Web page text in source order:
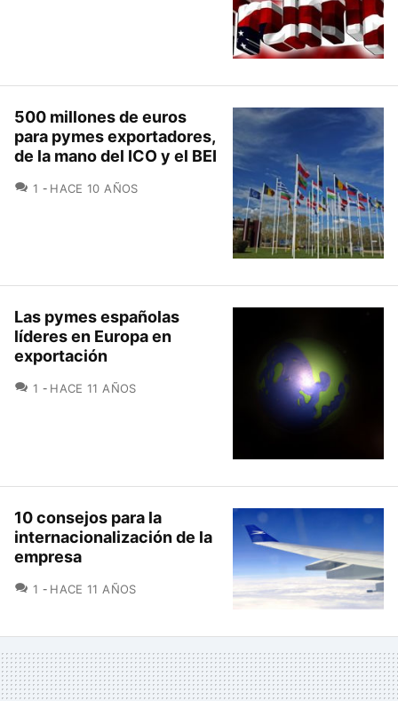
500 millones de euros
para pymes exportadores,
de la mano del ICO y el BEI
1 COMENTARIOS
HACE 10 AÑOS
Las pymes españolas
líderes en Europa en
exportación
1 COMENTARIOS
HACE 11 AÑOS
10 consejos para la
internacionalización de la
empresa
1 COMENTARIOS
HACE 11 AÑOS